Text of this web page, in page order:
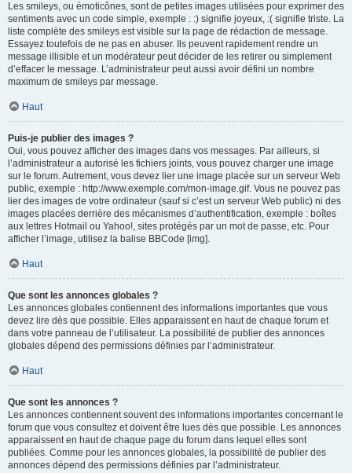
Les smileys, ou émoticônes, sont de petites images utilisées pour exprimer des
sentiments avec un code simple, exemple : :) signifie joyeux, :( signifie triste. La
liste complète des smileys est visible sur la page de rédaction de message.
Essayez toutefois de ne pas en abuser. Ils peuvent rapidement rendre un
message illisible et un modérateur peut décider de les retirer ou simplement
d’effacer le message. L’administrateur peut aussi avoir défini un nombre
maximum de smileys par message.
Haut
Puis-je publier des images ?
Oui, vous pouvez afficher des images dans vos messages. Par ailleurs, si
l’administrateur a autorisé les fichiers joints, vous pouvez charger une image
sur le forum. Autrement, vous devez lier une image placée sur un serveur Web
public, exemple : http://www.exemple.com/mon-image.gif. Vous ne pouvez pas
lier des images de votre ordinateur (sauf si c’est un serveur Web public) ni des
images placées derrière des mécanismes d’authentification, exemple : boîtes
aux lettres Hotmail ou Yahoo!, sites protégés par un mot de passe, etc. Pour
afficher l’image, utilisez la balise BBCode [img].
Haut
Que sont les annonces globales ?
Les annonces globales contiennent des informations importantes que vous
devez lire dès que possible. Elles apparaissent en haut de chaque forum et
dans votre panneau de l’utilisateur. La possibilité de publier des annonces
globales dépend des permissions définies par l’administrateur.
Haut
Que sont les annonces ?
Les annonces contiennent souvent des informations importantes concernant le
forum que vous consultez et doivent être lues dès que possible. Les annonces
apparaissent en haut de chaque page du forum dans lequel elles sont
publiées. Comme pour les annonces globales, la possibilité de publier des
annonces dépend des permissions définies par l’administrateur.